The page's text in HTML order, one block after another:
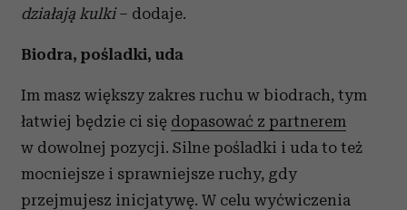
działają kulki– dodaje.
Biodra, pośladki, uda
Im masz większy zakres ruchu w biodrach, tym
łatwiej będzie ci się dopasować z partnerem
w dowolnej pozycji. Silne pośladki i uda to też
mocniejsze i sprawniejsze ruchy, gdy
przejmujesz inicjatywę. W celu wyćwiczenia